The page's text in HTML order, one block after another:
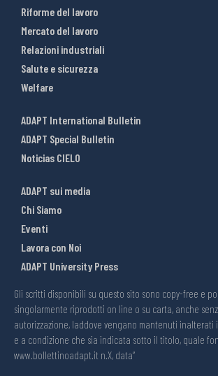
Riforme del lavoro
Mercato del lavoro
Relazioni industriali
Salute e sicurezza
Welfare
ADAPT International Bulletin
ADAPT Special Bulletin
Noticias CIELO
ADAPT sui media
Chi Siamo
Eventi
Lavora con Noi
ADAPT University Press
Gli scritti disponibili su questo sito sono copy-free e
singolarmente riprodotti on line o su carta, anche
autorizzazione, laddove vengano mantenuti
e a condizione che sia indicata sotto il titolo, quale
www.bollettinoadapt.it n.X, data“